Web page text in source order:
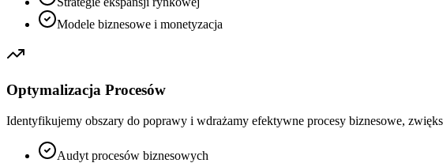
Modele biznesowe i monetyzacja
Optymalizacja Procesów
Identyfikujemy obszary do poprawy i wdrażamy efektywne procesy biznesowe,
Audyt procesów biznesowych